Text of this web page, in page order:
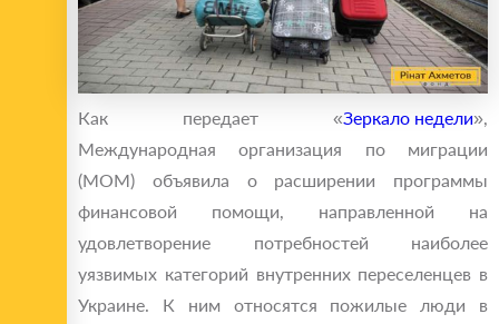
Как передает «Зеркало недели»,
Международная организация по миграции
(МОМ) объявила о расширении программы
финансовой помощи, направленной на
удовлетворение потребностей наиболее
уязвимых категорий внутренних переселенцев в
Украине. К ним относятся пожилые люди в